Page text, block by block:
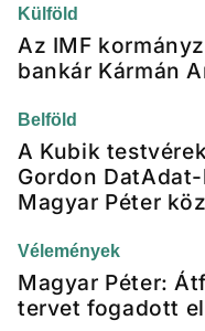
Külföld
Az IMF
bankár Kármán
Belföld
A Kubik
Gordon
Magyar Péter
Vélemények
Magyar Péter:
tervet fogadott